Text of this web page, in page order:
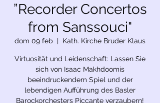
”Recorder Concertos
from Sanssouci"
dom 09 feb
  |
Kath. Kirche Bruder Klaus
Virtuosität und Leidenschaft: Lassen Sie
sich von Isaac Makhdoomis
beeindruckendem Spiel und der
lebendigen Aufführung des Basler
Barockorchesters Piccante verzaubern!